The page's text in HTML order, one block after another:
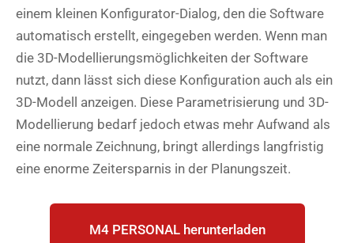
einem kleinen Konfigurator-Dialog, den die Software
automatisch erstellt, eingegeben werden. Wenn man
die 3D-Modellierungsmöglichkeiten der Software
nutzt, dann lässt sich diese Konfiguration auch als ein
3D-Modell anzeigen. Diese Parametrisierung und 3D-
Modellierung bedarf jedoch etwas mehr Aufwand als
eine normale Zeichnung, bringt allerdings langfristig
eine enorme Zeitersparnis in der Planungszeit.
M4 PERSONAL herunterladen